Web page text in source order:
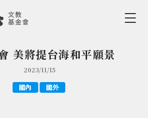
Jump to Navigation
to Main content
美將提台海和平願景
2023/11/15
國內 國外